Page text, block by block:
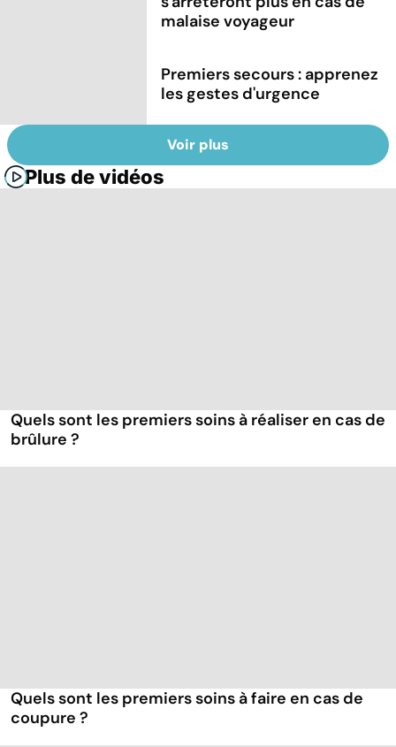
malaise voyageur
Premiers secours : apprenez
les gestes d'urgence
Voir plus
Plus de vidéos
Quels sont les premiers soins à réaliser en cas de
brûlure ?
Quels sont les premiers soins à faire en cas de
coupure ?